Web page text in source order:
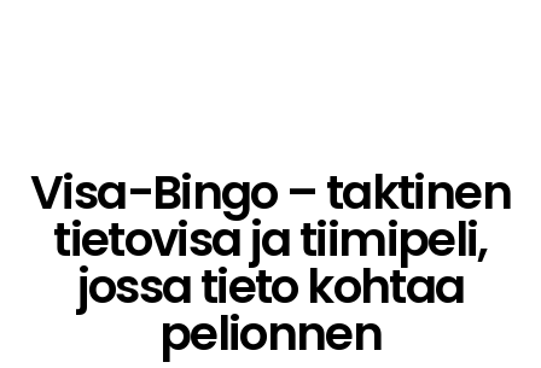
Visa-Bingo – taktinen
tietovisa ja tiimipeli,
jossa tieto kohtaa
pelionnen